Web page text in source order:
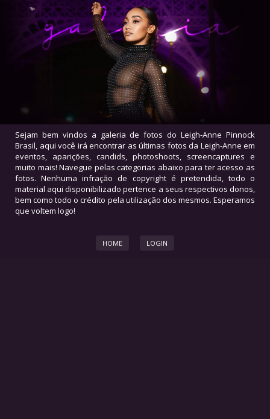
Sejam bem vindos a galeria de fotos do Leigh-Anne Pinnock
Brasil, aqui você irá encontrar as últimas fotos da Leigh-Anne em
eventos, aparições, candids, photoshoots, screencaptures e
muito mais! Navegue pelas categorias abaixo para ter acesso as
fotos. Nenhuma infração de copyright é pretendida, todo o
material aqui disponibilizado pertence a seus respectivos donos,
bem como todo o crédito pela utilização dos mesmos. Esperamos
que voltem logo!
HOME LOGIN